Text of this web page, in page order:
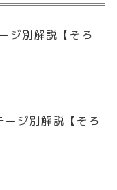
ジ別解説【そろ
ージ別解説【そろ